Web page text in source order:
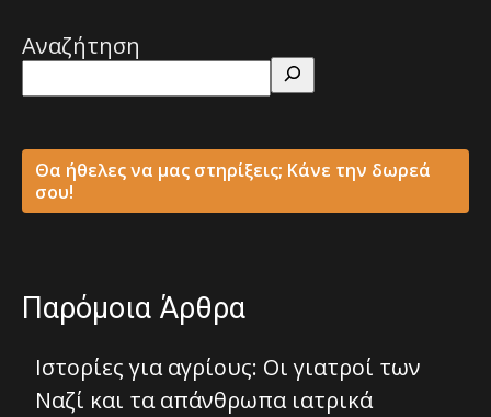
Αναζήτηση
Θα ήθελες να μας στηρίξεις; Κάνε την δωρεά
σου!
Παρόμοια Άρθρα
Ιστορίες για αγρίους: Οι γιατροί των
Ναζί και τα απάνθρωπα ιατρικά